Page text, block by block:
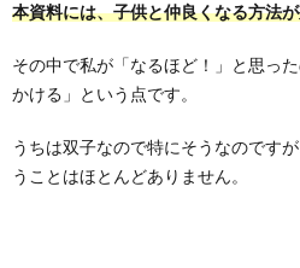
本資料には、子供と仲良くなる方法
その中で私が「なるほど！」と思っ
かける」という点です。
うちは双子なので特にそうなのです
うことはほとんどありません。